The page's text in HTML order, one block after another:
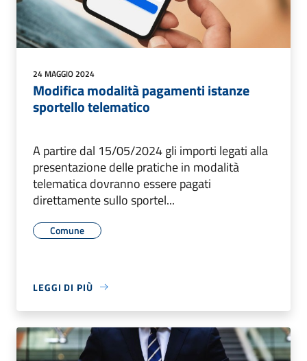
24 MAGGIO 2024
Modifica modalità pagamenti istanze
sportello telematico
A partire dal 15/05/2024 gli importi legati alla
presentazione delle pratiche in modalità
telematica dovranno essere pagati
direttamente sullo sportel...
Comune
LEGGI DI PIÙ